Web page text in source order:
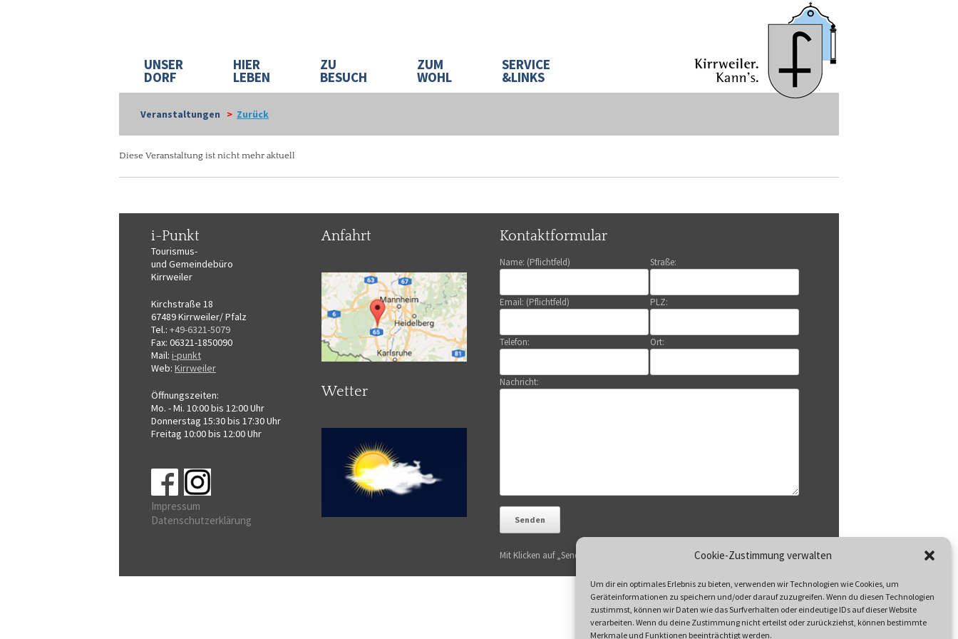
Cookie-Zustimmung verwalten
Um dir ein optimales Erlebnis zu bieten, verwenden wir Technologien wie Cookies, um
Geräteinformationen zu speichern und/oder darauf zuzugreifen. Wenn du diesen Technologien
zustimmst, können wir Daten wie das Surfverhalten oder eindeutige IDs auf dieser Website
verarbeiten. Wenn du deine Zustimmung nicht erteilst oder zurückziehst, können bestimmte
Merkmale und Funktionen beeinträchtigt werden.
UNSER
DORF
HIER
LEBEN
ZU
BESUCH
ZUM
WOHL
SERVICE
&LINKS
Veranstaltungen > Zurück
Diese Veranstaltung ist nicht mehr aktuell
i-Punkt
Tourismus-
und Gemeindebüro
Kirrweiler
Kirchstraße 18
67489 Kirrweiler/ Pfalz
Tel.: +49-6321-5079
Fax: 06321-1850090
Mail: i-punkt
Web: Kirrweiler
Öffnungszeiten:
Mo. - Mi. 10:00 bis 12:00 Uhr
Donnerstag 15:30 bis 17:30 Uhr
Freitag 10:00 bis 12:00 Uhr
Impressum
Datenschutzerklärung
Anfahrt
Wetter
Kontaktformular
Name: (Pflichtfeld)
Email: (Pflichtfeld)
Telefon:
Straße:
PLZ:
Ort:
Nachricht:
Mit Klicken auf „Senden“ akzeptieren Sie unsere Datenschutzerklärung